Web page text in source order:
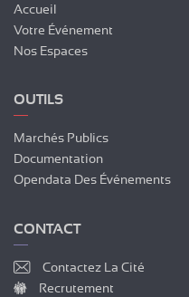
Accueil
Votre Événement
Nos Espaces
OUTILS
Marchés Publics
Documentation
Opendata Des Événements
CONTACT
Contactez La Cité
Recrutement